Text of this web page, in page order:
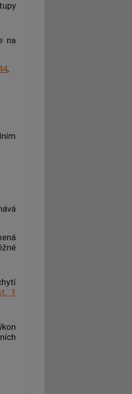
na
,
1